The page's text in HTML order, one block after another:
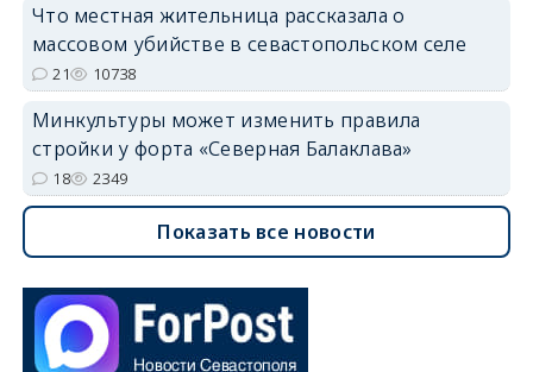
Что местная жительница рассказала о
массовом убийстве в севастопольском селе
21 10738
Минкультуры может изменить правила
стройки у форта «Северная Балаклава»
18 2349
Показать все новости